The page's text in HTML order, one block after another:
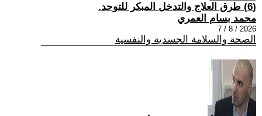
(6) طرق العلاج والتدخل المبكر للتوحد.
محمد بسام العمري
2026 / 8 / 7
الصحة والسلامة الجسدية والنفسية